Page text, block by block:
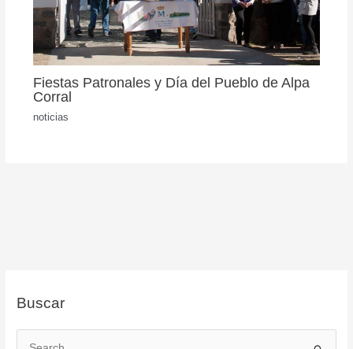
Fiestas Patronales y Día del Pueblo de Alpa
Corral
noticias
Buscar